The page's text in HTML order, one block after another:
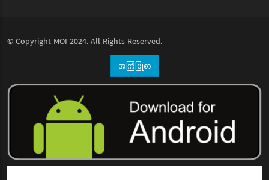
© Copyright MOI 2024. All Rights Reserved.
အကြံပြုစာ